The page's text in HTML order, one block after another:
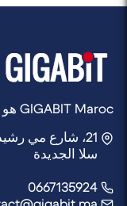
GIGABIT Maroc هو متجر تديره شركة Rocket Web
21، شارع مي رشيد، بلوك A، متجر 6,
سلا الجديدة